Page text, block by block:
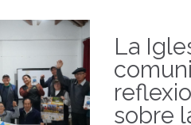
La
sobre